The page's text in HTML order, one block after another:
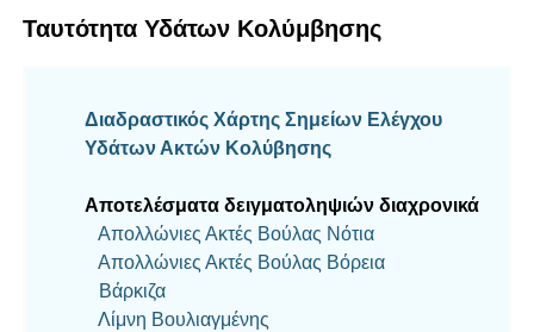
Ταυτότητα Υδάτων Κολύμβησης
Διαδραστικός Χάρτης Σημείων Ελέγχου
Υδάτων Ακτών Κολύβησης
Αποτελέσματα δειγματοληψιών διαχρονικά
Απολλώνιες Ακτές Βούλας Νότια
Απολλώνιες Ακτές Βούλας Βόρεια
Βάρκιζα
Λίμνη Βουλιαγμένης